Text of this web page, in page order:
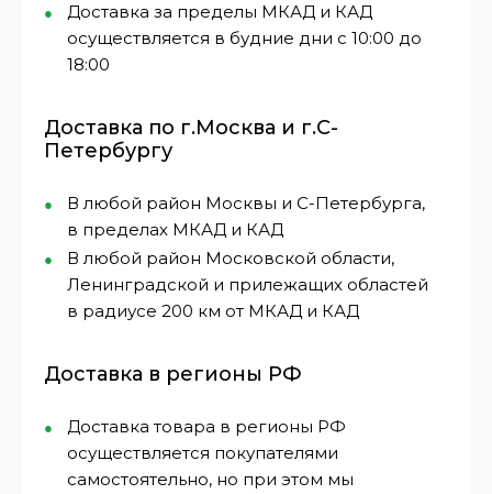
Доставка за пределы МКАД и КАД
осуществляется в будние дни с 10:00 до
18:00
Доставка по г.Москва и г.С-
Петербургу
В любой район Москвы и С-Петербурга,
в пределах МКАД и КАД
В любой район Московской области,
Ленинградской и прилежащих областей
в радиусе 200 км от МКАД и КАД
Доставка в регионы РФ
Доставка товара в регионы РФ
осуществляется покупателями
самостоятельно, но при этом мы